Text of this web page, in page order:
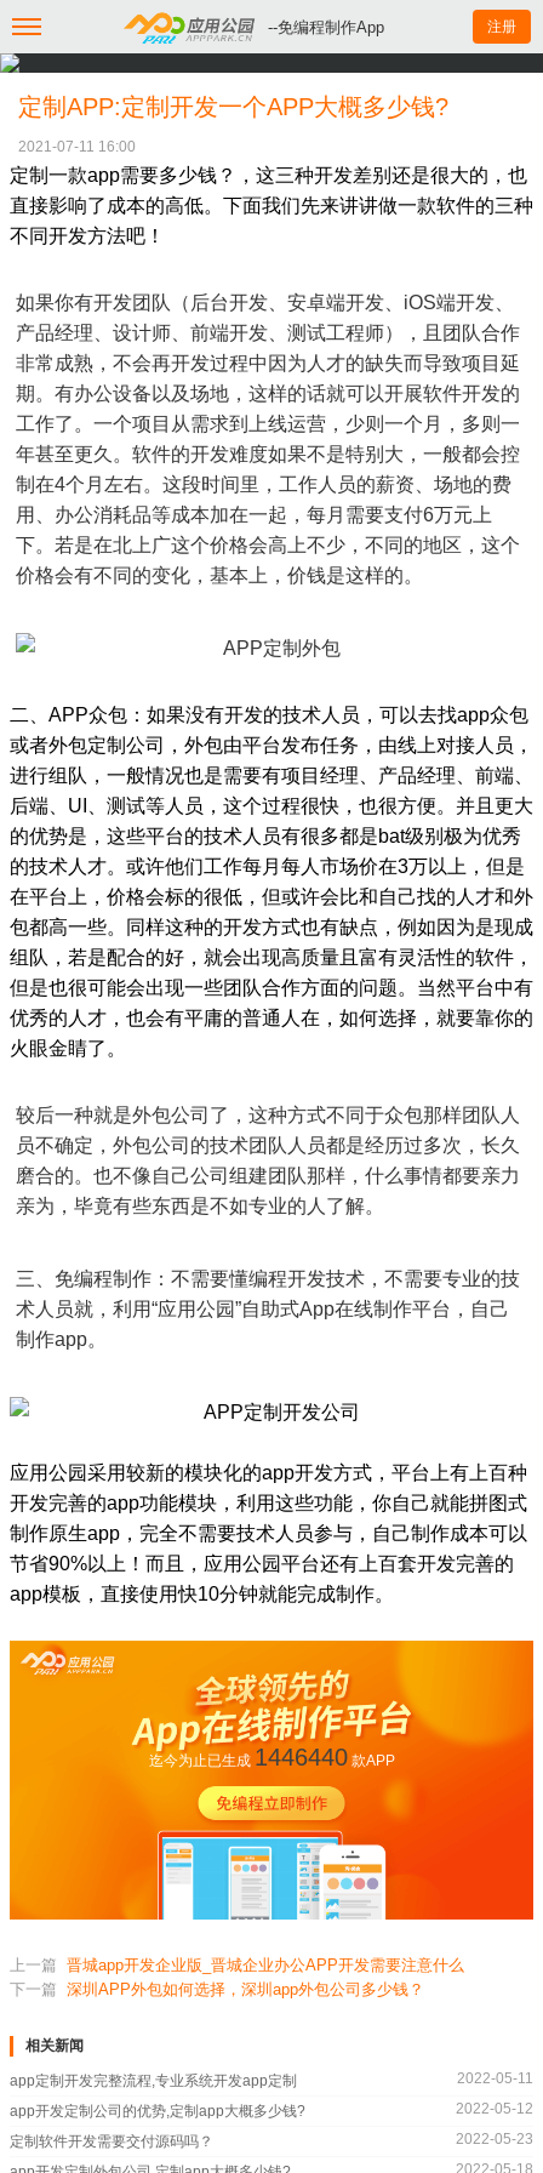
--免编程制作App 注册
定制APP:定制开发一个APP大概多少钱?
2021-07-11 16:00
定制一款app需要多少钱？，这三种开发差别还是很大的，也
直接影响了成本的高低。下面我们先来讲讲做一款软件的三种
不同开发方法吧！
如果你有开发团队（后台开发、安卓端开发、iOS端开发、
产品经理、设计师、前端开发、测试工程师），且团队合作
非常成熟，不会再开发过程中因为人才的缺失而导致项目延
期。有办公设备以及场地，这样的话就可以开展软件开发的
工作了。一个项目从需求到上线运营，少则一个月，多则一
年甚至更久。软件的开发难度如果不是特别大，一般都会控
制在4个月左右。这段时间里，工作人员的薪资、场地的费
用、办公消耗品等成本加在一起，每月需要支付6万元上
下。若是在北上广这个价格会高上不少，不同的地区，这个
价格会有不同的变化，基本上，价钱是这样的。
二、APP众包：如果没有开发的技术人员，可以去找app众包
或者外包定制公司，外包由平台发布任务，由线上对接人员，
进行组队，一般情况也是需要有项目经理、产品经理、前端、
后端、UI、测试等人员，这个过程很快，也很方便。并且更大
的优势是，这些平台的技术人员有很多都是bat级别极为优秀
的技术人才。或许他们工作每月每人市场价在3万以上，但是
在平台上，价格会标的很低，但或许会比和自己找的人才和外
包都高一些。同样这种的开发方式也有缺点，例如因为是现成
组队，若是配合的好，就会出现高质量且富有灵活性的软件，
但是也很可能会出现一些团队合作方面的问题。当然平台中有
优秀的人才，也会有平庸的普通人在，如何选择，就要靠你的
火眼金睛了。
较后一种就是外包公司了，这种方式不同于众包那样团队人
员不确定，外包公司的技术团队人员都是经历过多次，长久
磨合的。也不像自己公司组建团队那样，什么事情都要亲力
亲为，毕竟有些东西是不如专业的人了解。
三、免编程制作：不需要懂编程开发技术，不需要专业的技
术人员就，利用“应用公园”自助式App在线制作平台，自己
制作app。
应用公园采用较新的模块化的app开发方式，平台上有上百种
开发完善的app功能模块，利用这些功能，你自己就能拼图式
制作原生app，完全不需要技术人员参与，自己制作成本可以
节省90%以上！而且，应用公园平台还有上百套开发完善的
app模板，直接使用快10分钟就能完成制作。
迄今为止已生成 1446440款APP
上一篇 晋城app开发企业版_晋城企业办公APP开发需要注意什么
下一篇 深圳APP外包如何选择，深圳app外包公司多少钱？
相关新闻
app定制开发完整流程,专业系统开发app定制
2022-05-11
app开发定制公司的优势,定制app大概多少钱?
2022-05-12
定制软件开发需要交付源码吗？
2022-05-23